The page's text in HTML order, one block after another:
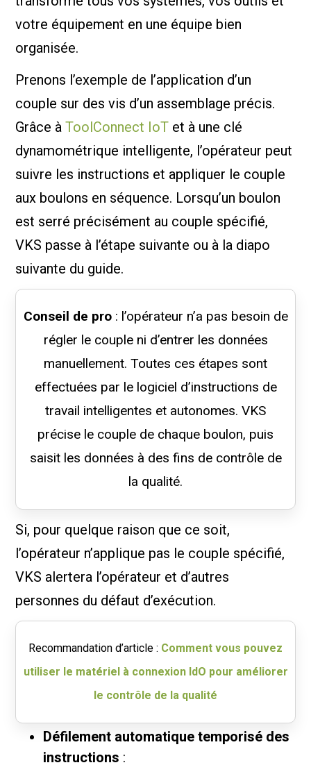
votre équipement en une équipe bien
organisée.
Prenons l’exemple de l’application d’un
couple sur des vis d’un assemblage précis.
Grâce àToolConnect IoT et à une clé
dynamométrique intelligente, l’opérateur peut
suivre les instructions et appliquer le couple
aux boulons en séquence. Lorsqu’un boulon
est serré précisément au couple spécifié,
VKS passe à l’étape suivante ou à la diapo
suivante du guide.
Conseil de pro : l’opérateur n’a pas besoin de
régler le couple ni d’entrer les données
manuellement. Toutes ces étapes sont
effectuées par le logiciel d’instructions de
travail intelligentes et autonomes. VKS
précise le couple de chaque boulon, puis
saisit les données à des fins de contrôle de
la qualité.
Si, pour quelque raison que ce soit,
l’opérateur n’applique pas le couple spécifié,
VKS alertera l’opérateur et d’autres
personnes du défaut d’exécution.
Recommandation d’article : Comment vous pouvez
utiliser le matériel à connexion IdO pour améliorer
le contrôle de la qualité
Défilement automatique temporisé des
instructions :